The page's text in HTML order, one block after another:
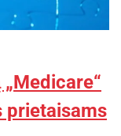
prietaisams